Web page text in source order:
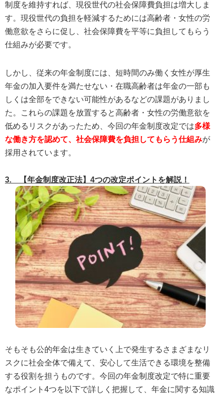
制度を維持すれば、現役世代の社会保障費負担は増大しま
す。現役世代の負担を軽減するためには高齢者・女性の労
働意欲をさらに促し、社会保障費を平等に負担してもらう
仕組みが必要です。
しかし、従来の年金制度には、短時間のみ働く女性が厚生
年金の加入要件を満たせない・在職高齢者は年金の一部も
しくは全部をできない可能性があるなどの課題がありまし
た。これらの課題を放置すると高齢者・女性の労働意欲を
低めるリスクがあったため、今回の年金制度改定では多様
な働き方を認めて、社会保障費を負担してもらう仕組みが
採用されています。
3. 【年金制度改正法】4つの改定ポイントを解説！
そもそも公的年金は生きていく上で発生するさまざまなリ
スクに社会全体で備えて、安心して生活できる環境を整備
する役割を担うものです。今回の年金制度改定で特に重要
なポイント4つを以下で詳しく把握して、年金に関する知識